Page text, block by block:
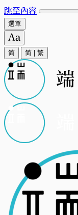
跳至內容
選單
简 简 繁